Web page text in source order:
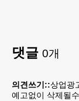
댓글 0개
의견쓰기::상업광
예고없이 삭제될